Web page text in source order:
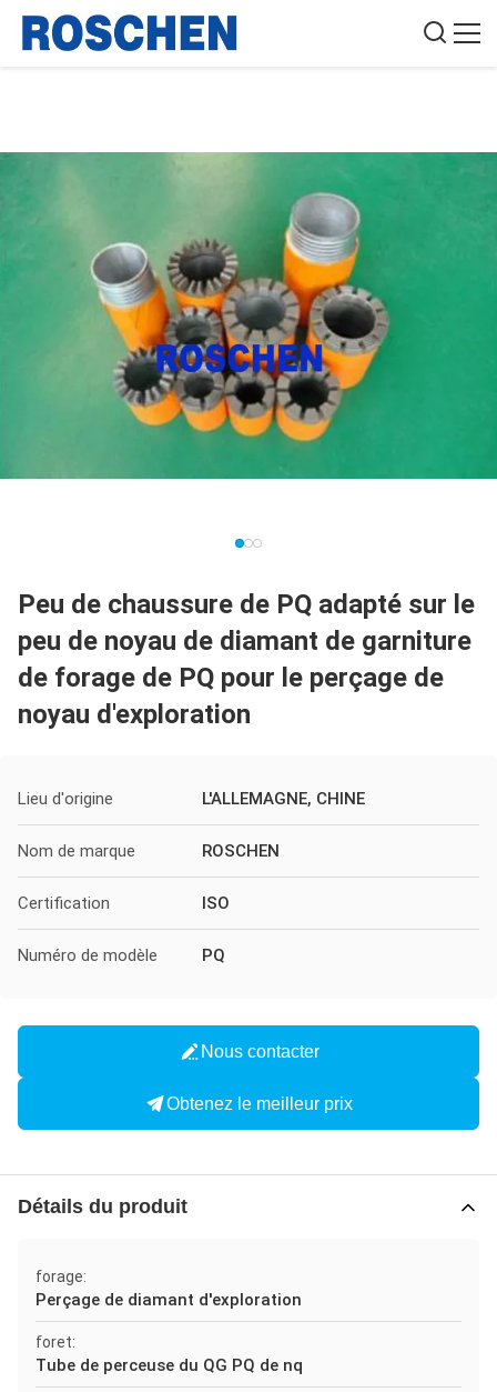
Peu de chaussure de PQ adapté sur le
peu de noyau de diamant de garniture
de forage de PQ pour le perçage de
noyau d'exploration
Lieu d'origine L'ALLEMAGNE, CHINE
Nom de marque ROSCHEN
Certification ISO
Numéro de modèle PQ
Nous contacter
Obtenez le meilleur prix
Détails du produit
forage:
Perçage de diamant d'exploration
foret:
Tube de perceuse du QG PQ de nq